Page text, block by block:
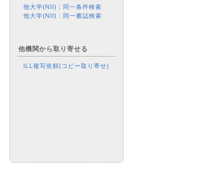
他大学(NII)：同一条件検索
他大学(NII)：同一書誌検索
他機関から取り寄せる
ILL複写依頼(コピー取り寄せ)